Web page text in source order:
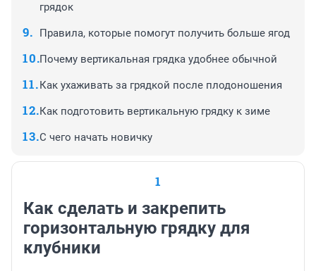
грядок
Правила, которые помогут получить больше ягод
Почему вертикальная грядка удобнее обычной
Как ухаживать за грядкой после плодоношения
Как подготовить вертикальную грядку к зиме
С чего начать новичку
1
Как сделать и закрепить
горизонтальную грядку для
клубники